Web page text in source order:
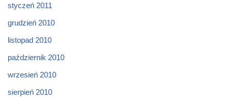
styczeń 2011
grudzień 2010
listopad 2010
październik 2010
wrzesień 2010
sierpień 2010